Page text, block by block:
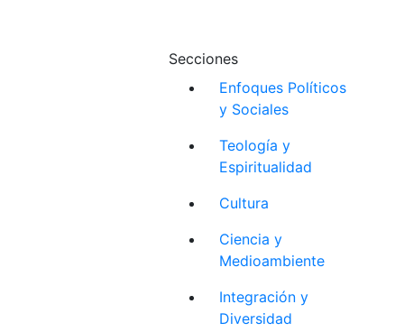
Secciones
Enfoques Políticos
y Sociales
Teología y
Espiritualidad
Cultura
Ciencia y
Medioambiente
Integración y
Diversidad